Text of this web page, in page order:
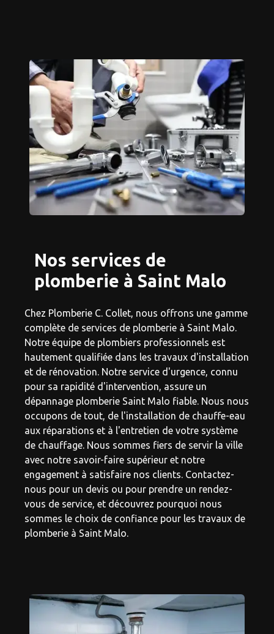
Nos services de
plomberie à Saint Malo
Chez Plomberie C. Collet, nous offrons une gamme
complète de services de plomberie à Saint Malo.
Notre équipe de plombiers professionnels est
hautement qualifiée dans les travaux d'installation
et de rénovation. Notre service d'urgence, connu
pour sa rapidité d'intervention, assure un
dépannage plomberie Saint Malo fiable. Nous nous
occupons de tout, de l'installation de chauffe-eau
aux réparations et à l'entretien de votre système
de chauffage. Nous sommes fiers de servir la ville
avec notre savoir-faire supérieur et notre
engagement à satisfaire nos clients. Contactez-
nous pour un devis ou pour prendre un rendez-
vous de service, et découvrez pourquoi nous
sommes le choix de confiance pour les travaux de
plomberie à Saint Malo.